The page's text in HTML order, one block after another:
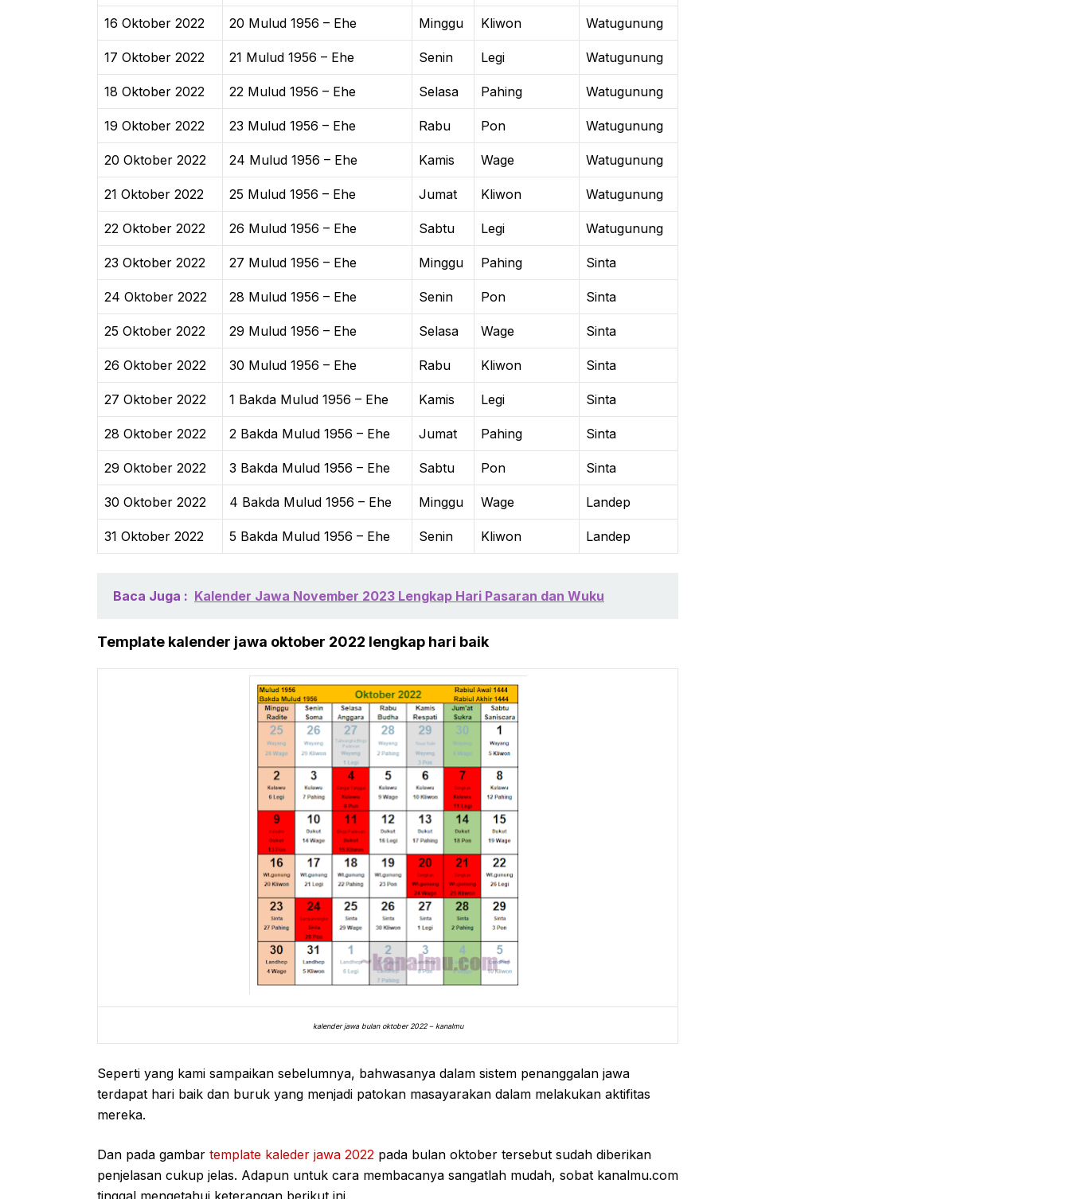
16 Oktober 2022 20 Mulud 1956 – Ehe Minggu Kliwon Watugunung
17 Oktober 2022 21 Mulud 1956 – Ehe Senin Legi Watugunung
18 Oktober 2022 22 Mulud 1956 – Ehe Selasa Pahing Watugunung
19 Oktober 2022 23 Mulud 1956 – Ehe Rabu Pon Watugunung
20 Oktober 2022 24 Mulud 1956 – Ehe Kamis Wage Watugunung
21 Oktober 2022 25 Mulud 1956 – Ehe Jumat Kliwon Watugunung
22 Oktober 2022 26 Mulud 1956 – Ehe Sabtu Legi Watugunung
23 Oktober 2022 27 Mulud 1956 – Ehe Minggu Pahing Sinta
24 Oktober 2022 28 Mulud 1956 – Ehe Senin Pon Sinta
25 Oktober 2022 29 Mulud 1956 – Ehe Selasa Wage Sinta
26 Oktober 2022 30 Mulud 1956 – Ehe Rabu Kliwon Sinta
27 Oktober 2022 1 Bakda Mulud 1956 – Ehe Kamis Legi Sinta
28 Oktober 2022 2 Bakda Mulud 1956 – Ehe Jumat Pahing Sinta
29 Oktober 2022 3 Bakda Mulud 1956 – Ehe Sabtu Pon Sinta
30 Oktober 2022 4 Bakda Mulud 1956 – Ehe Minggu Wage Landep
31 Oktober 2022 5 Bakda Mulud 1956 – Ehe Senin Kliwon Landep
Baca Juga : Kalender Jawa November 2023 Lengkap Hari Pasaran dan Wuku
Template kalender jawa oktober 2022 lengkap hari baik
kalender jawa bulan oktober 2022 – kanalmu
Seperti yang kami sampaikan sebelumnya, bahwasanya dalam sistem penanggalan jawa
terdapat hari baik dan buruk yang menjadi patokan masayarakan dalam melakukan aktifitas
mereka.
Dan pada gambar template kaleder jawa 2022 pada bulan oktober tersebut sudah diberikan
penjelasan cukup jelas. Adapun untuk cara membacanya sangatlah mudah, sobat kanalmu.com
tinggal mengetahui keterangan berikut ini.